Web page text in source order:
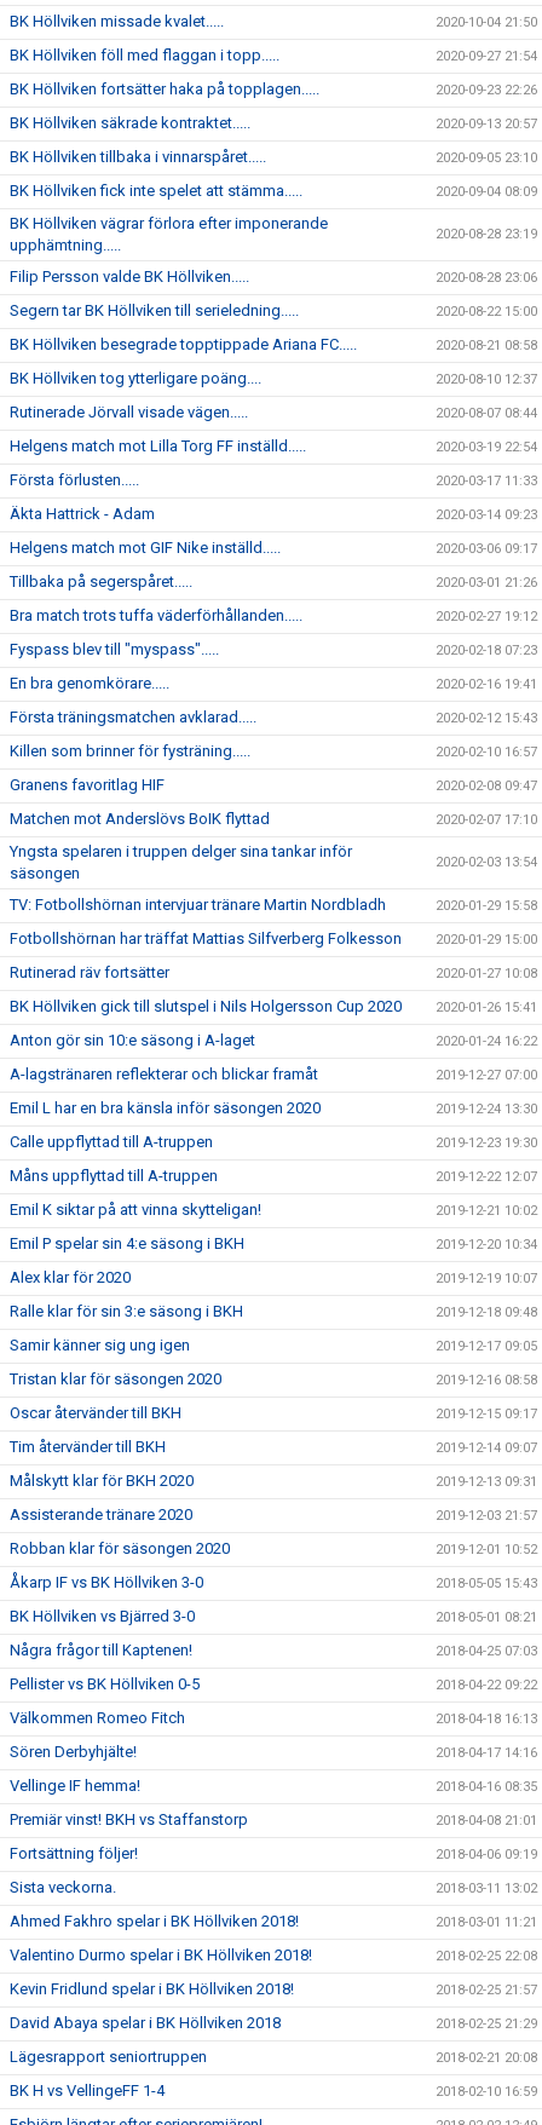
BK Höllviken missade kvalet..... 2020-10-04 21:50
BK Höllviken föll med flaggan i topp..... 2020-09-27 21:54
BK Höllviken fortsätter haka på topplagen..... 2020-09-23 22:26
BK Höllviken säkrade kontraktet..... 2020-09-13 20:57
BK Höllviken tillbaka i vinnarspåret..... 2020-09-05 23:10
BK Höllviken fick inte spelet att stämma..... 2020-09-04 08:09
BK Höllviken vägrar förlora efter imponerande
upphämtning.....
2020-08-28 23:19
Filip Persson valde BK Höllviken..... 2020-08-28 23:06
Segern tar BK Höllviken till serieledning..... 2020-08-22 15:00
BK Höllviken besegrade topptippade Ariana FC..... 2020-08-21 08:58
BK Höllviken tog ytterligare poäng.... 2020-08-10 12:37
Rutinerade Jörvall visade vägen..... 2020-08-07 08:44
Helgens match mot Lilla Torg FF inställd..... 2020-03-19 22:54
Första förlusten..... 2020-03-17 11:33
Äkta Hattrick - Adam 2020-03-14 09:23
Helgens match mot GIF Nike inställd..... 2020-03-06 09:17
Tillbaka på segerspåret..... 2020-03-01 21:26
Bra match trots tuffa väderförhållanden..... 2020-02-27 19:12
Fyspass blev till "myspass"..... 2020-02-18 07:23
En bra genomkörare..... 2020-02-16 19:41
Första träningsmatchen avklarad..... 2020-02-12 15:43
Killen som brinner för fysträning..... 2020-02-10 16:57
Granens favoritlag HIF 2020-02-08 09:47
Matchen mot Anderslövs BoIK flyttad 2020-02-07 17:10
Yngsta spelaren i truppen delger sina tankar inför
säsongen
2020-02-03 13:54
TV: Fotbollshörnan intervjuar tränare Martin Nordbladh 2020-01-29 15:58
Fotbollshörnan har träffat Mattias Silfverberg Folkesson 2020-01-29 15:00
Rutinerad räv fortsätter 2020-01-27 10:08
BK Höllviken gick till slutspel i Nils Holgersson Cup 2020 2020-01-26 15:41
Anton gör sin 10:e säsong i A-laget 2020-01-24 16:22
A-lagstränaren reflekterar och blickar framåt 2019-12-27 07:00
Emil L har en bra känsla inför säsongen 2020 2019-12-24 13:30
Calle uppflyttad till A-truppen 2019-12-23 19:30
Måns uppflyttad till A-truppen 2019-12-22 12:07
Emil K siktar på att vinna skytteligan! 2019-12-21 10:02
Emil P spelar sin 4:e säsong i BKH 2019-12-20 10:34
Alex klar för 2020 2019-12-19 10:07
Ralle klar för sin 3:e säsong i BKH 2019-12-18 09:48
Samir känner sig ung igen 2019-12-17 09:05
Tristan klar för säsongen 2020 2019-12-16 08:58
Oscar återvänder till BKH 2019-12-15 09:17
Tim återvänder till BKH 2019-12-14 09:07
Målskytt klar för BKH 2020 2019-12-13 09:31
Assisterande tränare 2020 2019-12-03 21:57
Robban klar för säsongen 2020 2019-12-01 10:52
Åkarp IF vs BK Höllviken 3-0 2018-05-05 15:43
BK Höllviken vs Bjärred 3-0 2018-05-01 08:21
Några frågor till Kaptenen! 2018-04-25 07:03
Pellister vs BK Höllviken 0-5 2018-04-22 09:22
Välkommen Romeo Fitch 2018-04-18 16:13
Sören Derbyhjälte! 2018-04-17 14:16
Vellinge IF hemma! 2018-04-16 08:35
Premiär vinst! BKH vs Staffanstorp 2018-04-08 21:01
Fortsättning följer! 2018-04-06 09:19
Sista veckorna. 2018-03-11 13:02
Ahmed Fakhro spelar i BK Höllviken 2018! 2018-03-01 11:21
Valentino Durmo spelar i BK Höllviken 2018! 2018-02-25 22:08
Kevin Fridlund spelar i BK Höllviken 2018! 2018-02-25 21:57
David Abaya spelar i BK Höllviken 2018 2018-02-25 21:29
Lägesrapport seniortruppen 2018-02-21 20:08
BK H vs VellingeFF 1-4 2018-02-10 16:59